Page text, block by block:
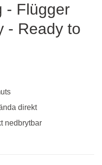
- Flügger
- Ready to
direkt
nedbrytbar